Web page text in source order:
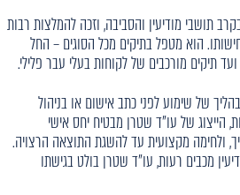
תושבי מודיעין והסביבה, וזכה להמלצות רבות
הוא מטפל בתיקים מכל הסוגים – החל
תיקים מורכבים של לקוחות בעלי עבר פלילי.
של שימוע לפני כתב אישום או בניהול
הייצוג של עו"ד שטרן מבטיח יחס אישי
ולחימה מקצועית עד להשגת התוצאה הרצויה.
מכבים רעות, עו"ד שטרן בולט בגישתו